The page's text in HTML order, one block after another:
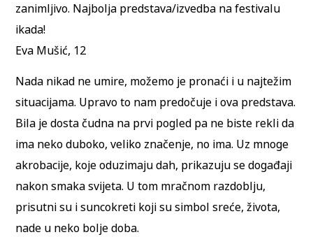
zanimljivo. Najbolja predstava/izvedba na festivalu
ikada!
Eva Mušić, 12
Nada nikad ne umire, možemo je pronaći i u najtežim
situacijama. Upravo to nam predočuje i ova predstava.
Bila je dosta čudna na prvi pogled pa ne biste rekli da
ima neko duboko, veliko značenje, no ima. Uz mnoge
akrobacije, koje oduzimaju dah, prikazuju se događaji
nakon smaka svijeta. U tom mračnom razdoblju,
prisutni su i suncokreti koji su simbol sreće, života,
nade u neko bolje doba.